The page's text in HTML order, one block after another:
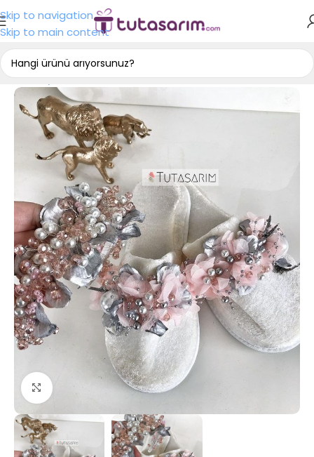
Skip to navigation
Skip to main content
Ana Sayfa Lohusa Seti
Click to enlarge